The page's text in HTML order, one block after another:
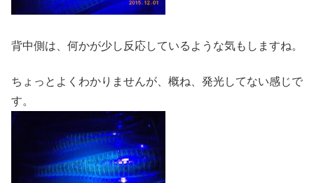
背中側は、何かが少し反応しているような気もしますね。
ちょっとよくわかりませんが、概ね、発光してない感じで
す。